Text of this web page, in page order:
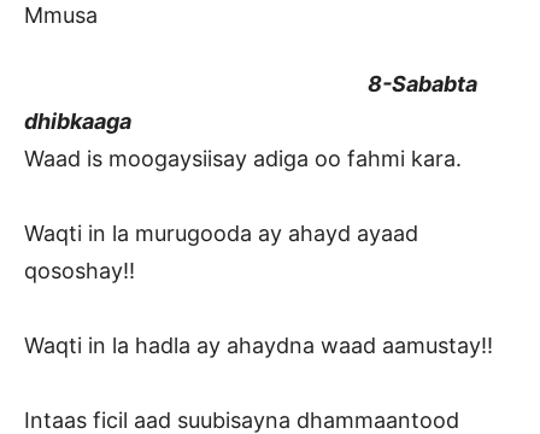
Mmusa
8-Sababta
dhibkaaga
Waad is moogaysiisay adiga oo fahmi kara.
Waqti in la murugooda ay ahayd ayaad
qososhay!!
Waqti in la hadla ay ahaydna waad aamustay!!
Intaas ficil aad suubisayna dhammaantood